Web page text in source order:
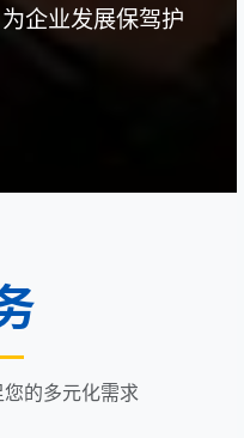
企业发展保驾护
的多元化需求